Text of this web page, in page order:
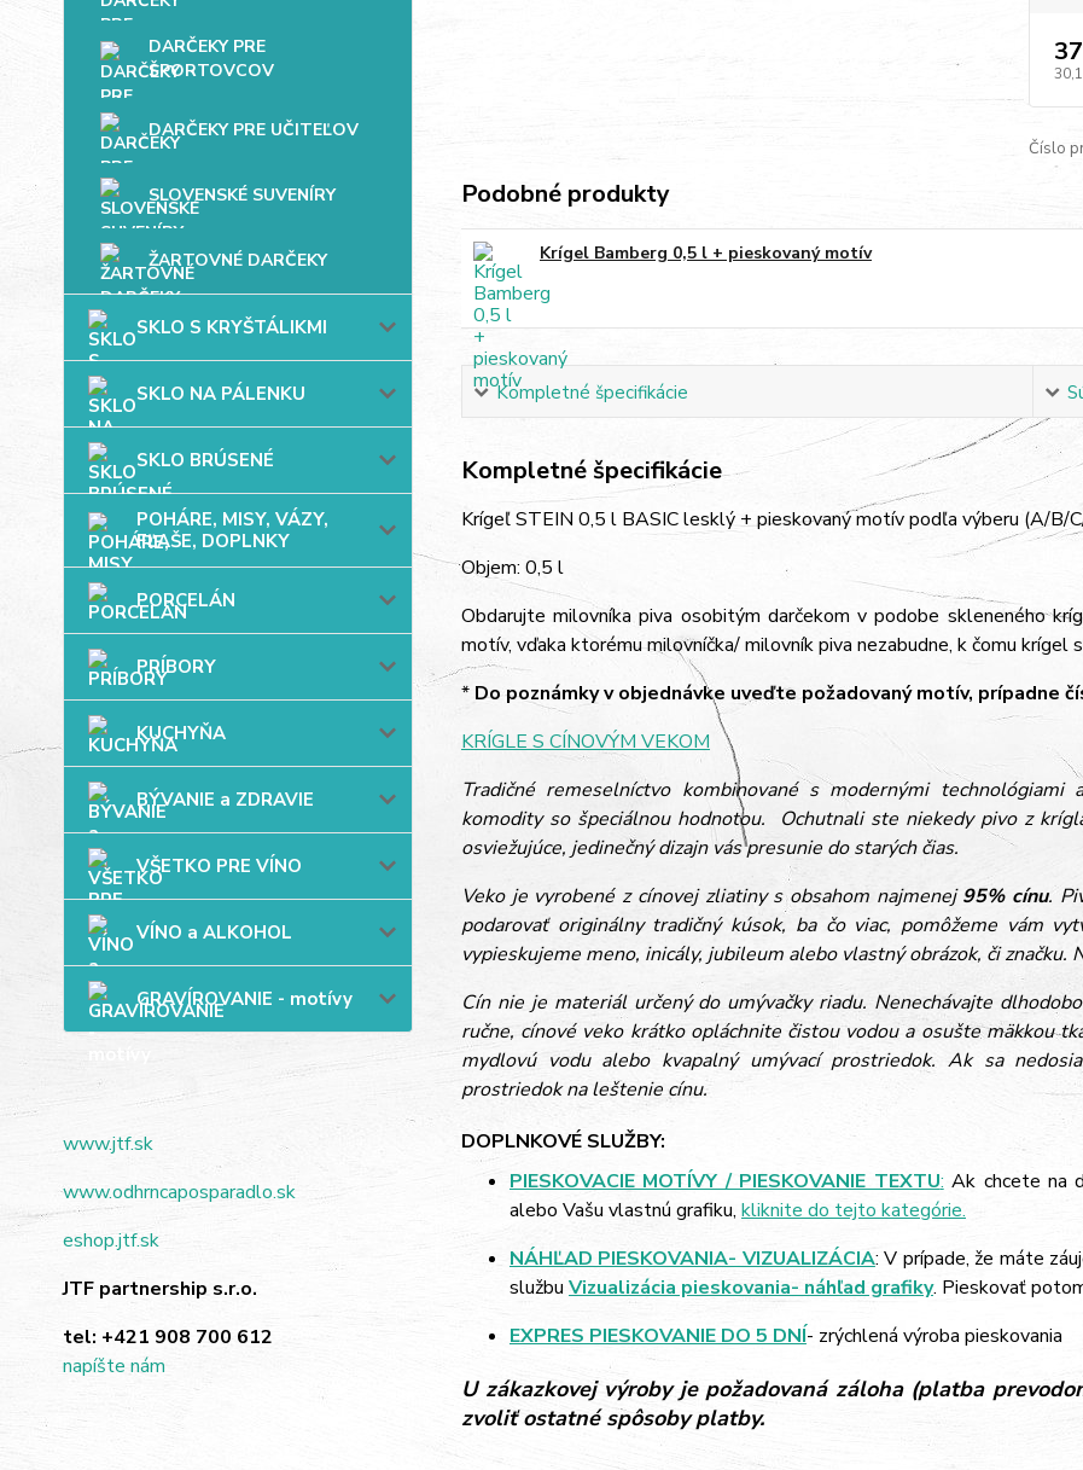
DARČEKY PRE
ŠPORTOVCOV
DARČEKY PRE UČITEĽOV
SLOVENSKÉ SUVENÍRY
ŽARTOVNÉ DARČEKY
SKLO S KRYŠTÁLIKMI
SKLO NA PÁLENKU
SKLO BRÚSENÉ
POHÁRE, MISY, VÁZY,
FĽAŠE, DOPLNKY
PORCELÁN
PRÍBORY
KUCHYŇA
BÝVANIE a ZDRAVIE
VŠETKO PRE VÍNO
VÍNO a ALKOHOL
GRAVÍROVANIE - motívy
www.jtf.sk
www.odhrncaposparadlo.sk
eshop.jtf.sk
JTF partnership s.r.o.
tel: +421 908 700 612
napíšte nám
Číslo
Podobné produkty
Krígel Bamberg 0,5 l + pieskovaný motív
Kompletné špecifikácie
Kompletné špecifikácie
Krígeľ STEIN 0,5 l BASIC lesklý + pieskovaný motív podľa výberu (A/B/
Objem: 0,5 l
Obdarujte milovníka piva osobitým darčekom v podobe skleneného
motív, vďaka ktorému milovníčka/ milovník piva nezabudne, k čomu krígel
*Do poznámky v objednávke uveďte požadovaný motív, prípadne
KRÍGLE S CÍNOVÝM VEKOM
Tradičné remeselníctvo kombinované s modernými
komodity so špeciálnou hodnotou. Ochutnali ste niekedy pivo z
osviežujúce, jedinečný dizajn vás presunie do starých čias.
Veko je vyrobené z cínovej zliatiny s obsahom najmenej95% cínu.
podarovať originálny tradičný kúsok, ba čo viac, pomôžeme vám
vypieskujeme meno, inicály, jubileum alebo vlastný obrázok, či
Cín nie je materiál určený do umývačky riadu. Nenechávajte
ručne, cínové veko krátko opláchnite čistou vodou a osušte mäkkou
mydlovú vodu alebo kvapalný umývací prostriedok. Ak sa
prostriedok na leštenie cínu.
DOPLNKOVÉ SLUŽBY:
PIESKOVACIE MOTÍVY / PIESKOVANIE TEXTU: Ak chcete na
alebo Vašu vlastnú grafiku, kliknite do tejto kategórie.
NÁHĽAD PIESKOVANIA- VIZUALIZÁCIA: V prípade, že máte
službu Vizualizácia pieskovania- náhľad grafiky. Pieskovať
EXPRES PIESKOVANIE DO 5 DNÍ- zrýchlená výroba pieskovania
U zákazkovej výroby je požadovaná záloha (platba
zvoliť ostatné spôsoby platby.